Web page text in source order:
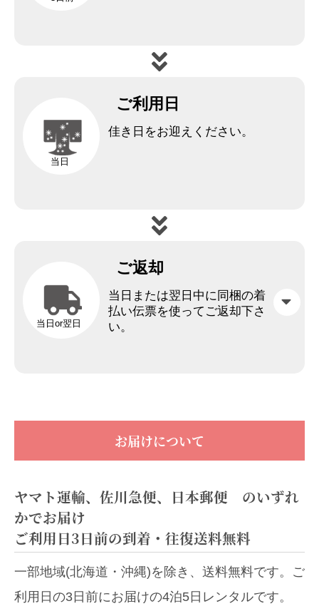
ご利用日
当日
佳き日をお迎えください。
ご返却
当日or翌日
当日または翌日中に同梱の着
払い伝票を使ってご返却下さ
い。
お届けについて
ヤマト運輸、佐川急便、日本郵便 のいずれ
かでお届け
ご利用日3日前の到着・往復送料無料
一部地域(北海道・沖縄)を除き、送料無料です。ご
利用日の3日前にお届けの4泊5日レンタルです。